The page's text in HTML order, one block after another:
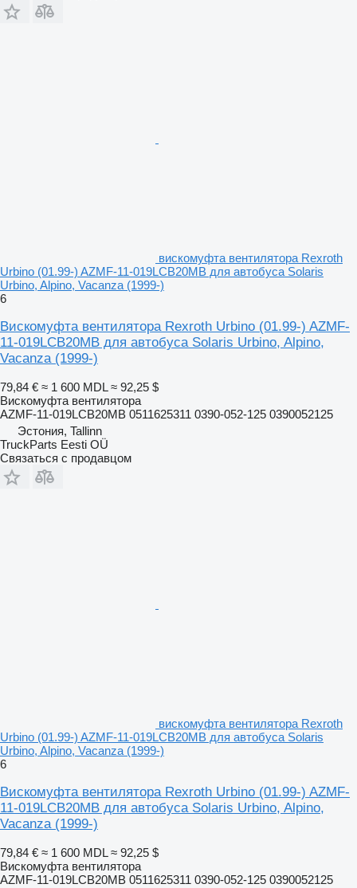
вискомуфта вентилятора Rexroth
Urbino (01.99-) AZMF-11-019LCB20MB для автобуса Solaris
Urbino, Alpino, Vacanza (1999-)
6
Вискомуфта вентилятора Rexroth Urbino (01.99-) AZMF-
11-019LCB20MB для автобуса Solaris Urbino, Alpino,
Vacanza (1999-)
79,84 € ≈ 1 600 MDL ≈ 92,25 $
Вискомуфта вентилятора
AZMF-11-019LCB20MB 0511625311 0390-052-125 0390052125
Эстония, Tallinn
TruckParts Eesti OÜ
Связаться с продавцом
вискомуфта вентилятора Rexroth
Urbino (01.99-) AZMF-11-019LCB20MB для автобуса Solaris
Urbino, Alpino, Vacanza (1999-)
6
Вискомуфта вентилятора Rexroth Urbino (01.99-) AZMF-
11-019LCB20MB для автобуса Solaris Urbino, Alpino,
Vacanza (1999-)
79,84 € ≈ 1 600 MDL ≈ 92,25 $
Вискомуфта вентилятора
AZMF-11-019LCB20MB 0511625311 0390-052-125 0390052125